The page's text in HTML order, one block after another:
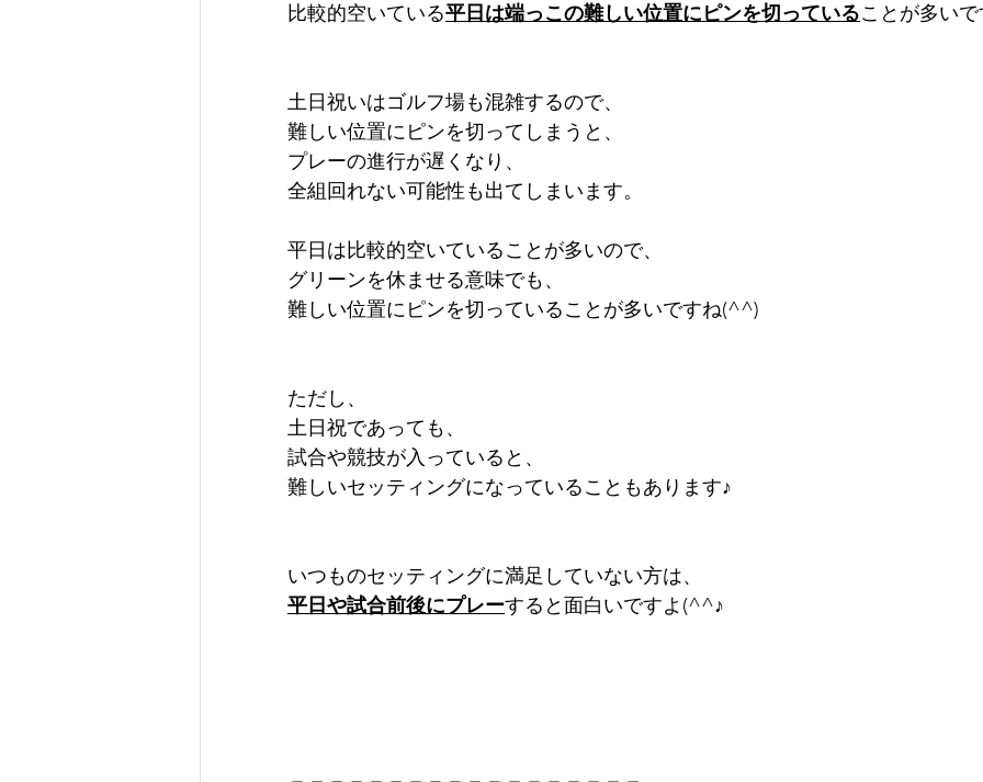
比較的空いている平日は端っこの難しい位置にピンを切っていることが多い
土日祝いはゴルフ場も混雑するので、
難しい位置にピンを切ってしまうと、
プレーの進行が遅くなり、
全組回れない可能性も出てしまいます。
平日は比較的空いていることが多いので、
グリーンを休ませる意味でも、
難しい位置にピンを切っていることが多いですね(^^)
ただし、
土日祝であっても、
試合や競技が入っていると、
難しいセッティングになっていることもあります♪
いつものセッティングに満足していない方は、
平日や試合前後にプレーすると面白いですよ(^^♪